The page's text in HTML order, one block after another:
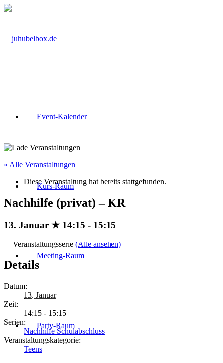
Event-Kalender
Kurs-Raum
Meeting-Raum
Party-Raum
« Alle Veranstaltungen
Diese Veranstaltung hat bereits stattgefunden.
Nachhilfe (privat) – KR
13. Januar ★ 14:15 - 15:15
Veranstaltungsserie (Alle ansehen)
Details
Datum:
13. Januar
Zeit:
14:15 - 15:15
Serien:
Nachhilfe Schulabschluss
Veranstaltungskategorie:
Teens